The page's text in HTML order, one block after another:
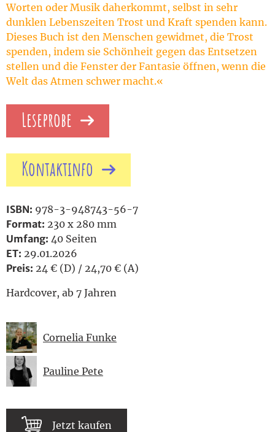
Worten oder Musik daherkommt, selbst in sehr
dunklen Lebenszeiten Trost und Kraft spenden kann.
Dieses Buch ist den Menschen gewidmet, die Trost
spenden, indem sie Schönheit gegen das Entsetzen
stellen und die Fenster der Fantasie öffnen, wenn die
Welt das Atmen schwer macht.«
Leseprobe
Kontaktinfo
ISBN: 978-3-948743-56-7
Format: 230 x 280 mm
Umfang: 40 Seiten
ET: 29.01.2026
Preis: 24 € (D) / 24,70 € (A)
Hardcover, ab 7 Jahren
Cornelia Funke
Pauline Pete
Jetzt kaufen